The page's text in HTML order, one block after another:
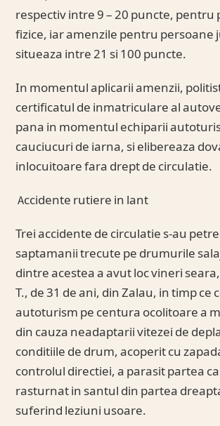
respectiv intre 9 – 20 puncte, pentru
fizice, iar amenzile pentru persoane
situeaza intre 21 si 100 puncte.
In momentul aplicarii amenzii,
certificatul de inmatriculare al
pana in momentul echiparii
cauciucuri de iarna, si elibereaza
inlocuitoare fara drept de circulatie.
Accidente rutiere in lant
Trei accidente de circulatie s-au
saptamanii trecute pe drumurile
dintre acestea a avut loc vineri
T., de 31 de ani, din Zalau, in timp ce
autoturism pe centura ocolitoare a
din cauza neadaptarii vitezei de
conditiile de drum, acoperit cu
controlul directiei, a parasit partea
rasturnat in santul din partea
suferind leziuni usoare.